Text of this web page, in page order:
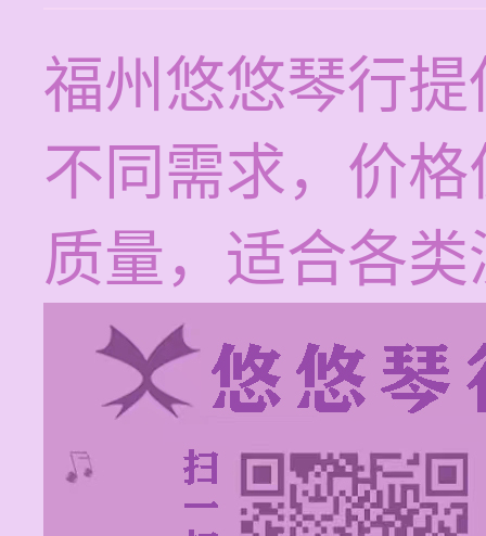
福州悠悠琴行
不同需求，价
质量，适合各